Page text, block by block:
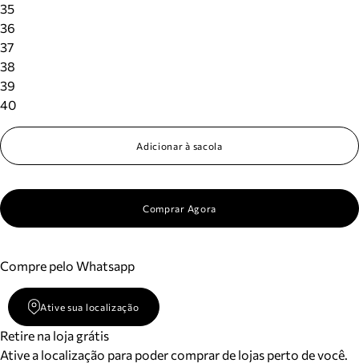
35
36
37
38
39
40
Adicionar à sacola
Comprar Agora
Compre pelo Whatsapp
Ative sua localização
Retire na loja grátis
Ative a localização para poder comprar de lojas perto de você.